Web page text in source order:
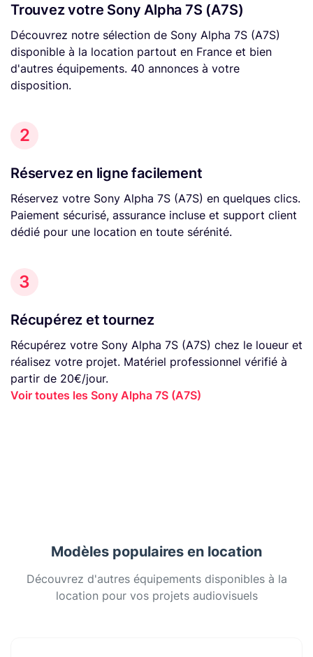
Trouvez votre Sony Alpha 7S (A7S)
Découvrez notre sélection de Sony Alpha 7S (A7S)
disponible à la location partout en France et bien
d'autres équipements. 40 annonces à votre
disposition.
2
Réservez en ligne facilement
Réservez votre Sony Alpha 7S (A7S) en quelques clics.
Paiement sécurisé, assurance incluse et support client
dédié pour une location en toute sérénité.
3
Récupérez et tournez
Récupérez votre Sony Alpha 7S (A7S) chez le loueur et
réalisez votre projet. Matériel professionnel vérifié à
partir de 20€/jour.
Voir toutes les Sony Alpha 7S (A7S)
Modèles populaires en location
Découvrez d'autres équipements disponibles à la
location pour vos projets audiovisuels